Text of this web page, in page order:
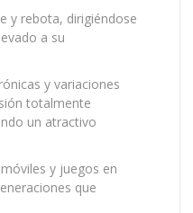
y rebota, dirigiéndose
a su
y variaciones
totalmente
un atractivo
y juegos en
que